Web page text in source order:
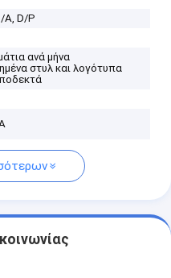
A, D/P
ανά μήνα
στυλ και λογότυπα